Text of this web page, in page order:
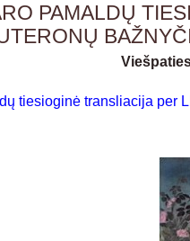
PAMALDŲ
tiesioginė transliacija per